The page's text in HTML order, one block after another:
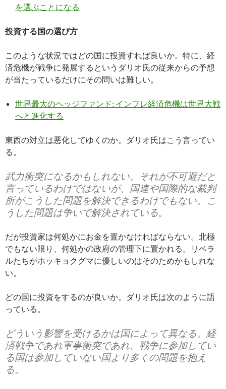
を選ぶことになる
投資する国の選び方
このような状況ではどの国に投資すれば良いか。特に、経
済危機が戦争に発展するというダリオ氏の従来からの予想
が当たっているだけにその問いは難しい。
世界最大のヘッジファンド: インフレ経済危機は世界大戦
へと進化する
東西の対立は悪化してゆくのか。ダリオ氏はこう言ってい
る。
武力衝突になるかもしれない。それが不可避だと
言っているわけではないが、国連や国際的な裁判
所がこうした問題を解決できるわけでもない。こ
うした問題は争いで解決されている。
だが投資家は何処かにお金を置かなければならない。北極
でもない限り、何処かの政府の管理下に置かれる。リベラ
ルたちがホッキョクグマに優しいのはそのためかもしれな
い。
どの国に投資をするのが良いか。ダリオ氏は次のように語
っている。
どういう影響を受けるかは国によって異なる。経
済戦争であれ軍事衝突であれ、戦争に参加してい
る国は参加していない国より多くの問題を抱え
る。